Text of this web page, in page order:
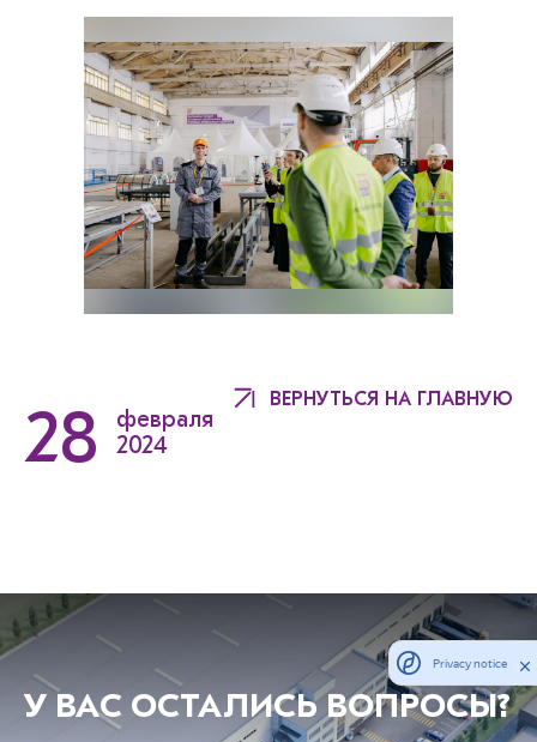
28
февраля
2024
ВЕРНУТЬСЯ НА ГЛАВНУЮ
У ВАС ОСТАЛИСЬ ВОПРОСЫ?
Privacy notice